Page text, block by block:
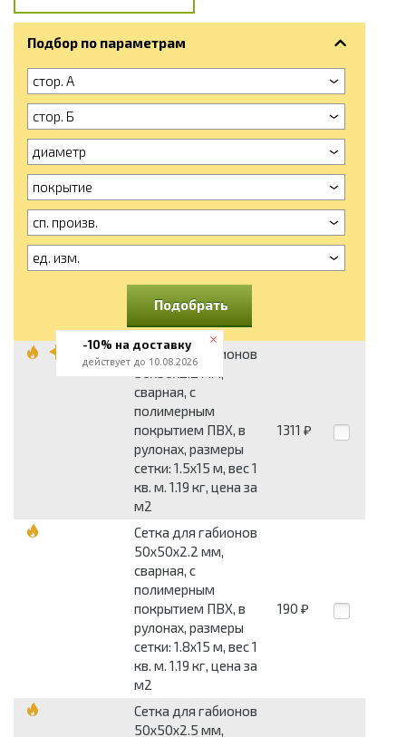
Подбор по параметрам
стор. А
стор. Б
диаметр
покрытие
сп. произв.
ед. изм.
Подобрать
Сетка для габионов
50x50x2.2 мм,
сварная, с
полимерным
покрытием ПВХ, в
рулонах, размеры
сетки: 1.5x15 м, вес 1
кв. м. 1.19 кг, цена за
м2
1311 ₽
Сетка для габионов
50x50x2.2 мм,
сварная, с
полимерным
покрытием ПВХ, в
рулонах, размеры
сетки: 1.8x15 м, вес 1
кв. м. 1.19 кг, цена за
м2
190 ₽
Сетка для габионов
50x50x2.5 мм,
-10% на доставку
действует до 10.08.2026